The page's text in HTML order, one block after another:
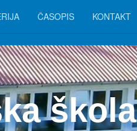
ČASOPIS KONTAKT
škola